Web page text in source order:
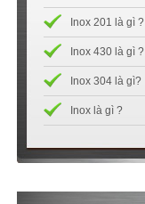
Inox 201 là gì ?
Inox 430 là gì ?
Inox 304 là gì?
Inox là gì ?